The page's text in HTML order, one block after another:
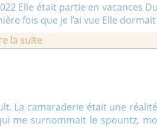
Elle était partie en vacances
fois que je l’ai vue Elle
la suite
La camaraderie était une
me surnommait le spountz, moi